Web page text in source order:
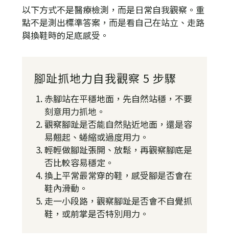
以下方式不是醫療檢測，而是日常自我觀察。重
點不是測出標準答案，而是看自己在站立、走路
與換鞋時的足底感受。
腳趾抓地力自我觀察 5 步驟
赤腳站在平穩地面，先自然站穩，不要
刻意用力抓地。
觀察腳趾是否能自然貼近地面，還是容
易翹起、蜷縮或過度用力。
輕輕做腳趾張開、放鬆，再觀察腳底是
否比較容易穩定。
換上平常最常穿的鞋，感受腳是否會在
鞋內滑動。
走一小段路，觀察腳趾是否會不自覺抓
鞋，或前掌是否特別用力。